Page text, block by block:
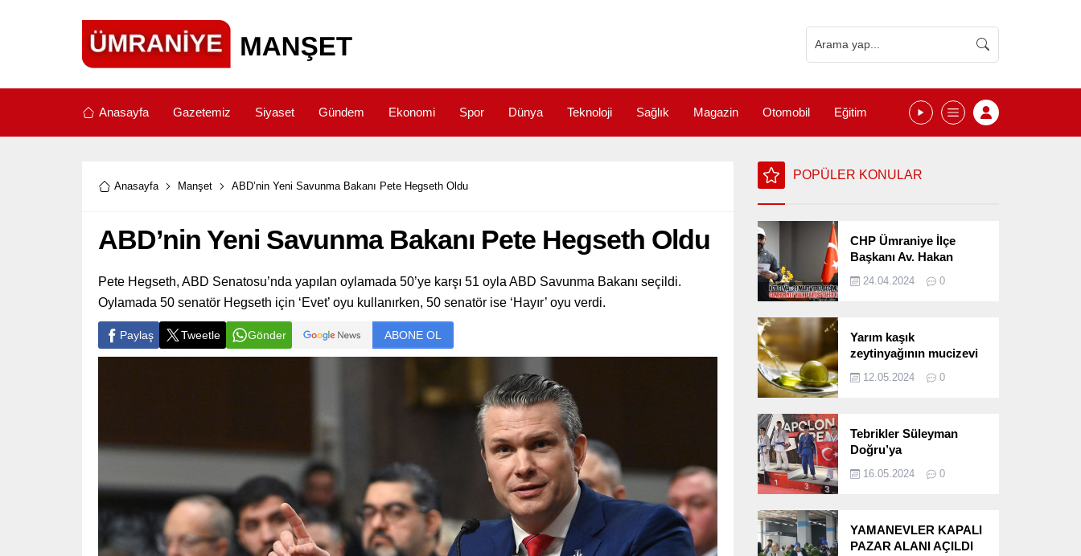
Anasayfa Gazetemiz Siyaset Gündem Ekonomi Spor Dünya Teknoloji Sağlık Magazin Otomobil Eğitim
Anasayfa Manşet ABD’nin Yeni Savunma Bakanı Pete Hegseth Oldu
ABD’nin Yeni Savunma Bakanı Pete Hegseth Oldu
Pete Hegseth, ABD Senatosu’nda yapılan oylamada 50’ye karşı 51 oyla ABD Savunma Bakanı seçildi.
Oylamada 50 senatör Hegseth için ‘Evet’ oyu kullanırken, 50 senatör ise ‘Hayır’ oyu verdi.
Paylaş Tweetle Gönder ABONE OL
POPÜLER KONULAR
CHP Ümraniye İlçe
Başkanı Av. Hakan
Seçimlerini
24.04.2024 0
Yarım kaşık
zeytinyağının mucizevi
12.05.2024 0
Tebrikler Süleyman
Doğru’ya
16.05.2024 0
YAMANEVLER KAPALI
PAZAR ALANI AÇILDI